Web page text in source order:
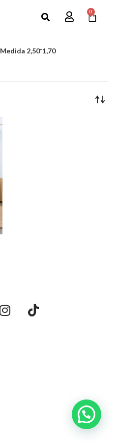
0
Medida 2,50*1,70